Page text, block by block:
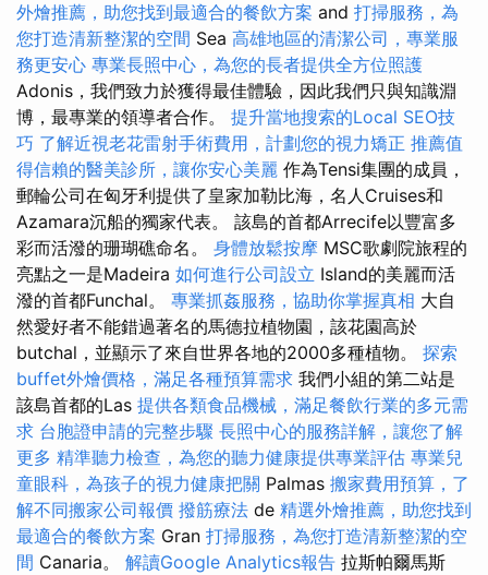
外燴推薦，助您找到最適合的餐飲方案 and 打掃服務，為
您打造清新整潔的空間 Sea 高雄地區的清潔公司，專業服
務更安心 專業長照中心，為您的長者提供全方位照護
Adonis，我們致力於獲得最佳體驗，因此我們只與知識淵
博，最專業的領導者合作。 提升當地搜索的Local SEO技
巧 了解近視老花雷射手術費用，計劃您的視力矯正 推薦值
得信賴的醫美診所，讓你安心美麗 作為Tensi集團的成員，
郵輪公司在匈牙利提供了皇家加勒比海，名人Cruises和
Azamara沉船的獨家代表。 該島的首都Arrecife以豐富多
彩而活潑的珊瑚礁命名。 身體放鬆按摩 MSC歌劇院旅程的
亮點之一是Madeira 如何進行公司設立 Island的美麗而活
潑的首都Funchal。 專業抓姦服務，協助你掌握真相 大自
然愛好者不能錯過著名的馬德拉植物園，該花園高於
butchal，並顯示了來自世界各地的2000多種植物。 探索
buffet外燴價格，滿足各種預算需求 我們小組的第二站是
該島首都的Las 提供各類食品機械，滿足餐飲行業的多元需
求 台胞證申請的完整步驟 長照中心的服務詳解，讓您了解
更多 精準聽力檢查，為您的聽力健康提供專業評估 專業兒
童眼科，為孩子的視力健康把關 Palmas 搬家費用預算，了
解不同搬家公司報價 撥筋療法 de 精選外燴推薦，助您找到
最適合的餐飲方案 Gran 打掃服務，為您打造清新整潔的空
間 Canaria。 解讀Google Analytics報告 拉斯帕爾馬斯